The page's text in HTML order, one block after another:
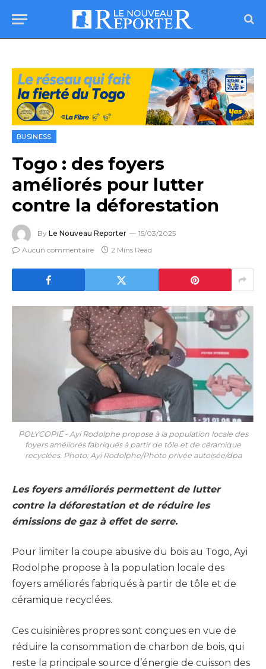
BUSINESS
Togo : des foyers
améliorés pour lutter
contre la déforestation
By Le Nouveau Reporter
15/03/2025
Aucun commentaire
2 Mins Read
POLYCOPIÉ - Ayi Rodolphe propose à la population locale des
foyers améliorés fabriqués à partir de tôle et de céramique
recyclées. Photo: Ayi Rodolphe/Photo privée autoisée/dpa
Les foyers améliorés permettent de lutter
contre la déforestation et de réduire les
émissions de gaz à effet de serre.
Pour limiter la coupe abusive du bois au Togo, Ayi
Rodolphe propose à la population locale des
foyers améliorés fabriqués à partir de tôle et de
céramique recyclées.
Ces cuisinières propres sont conçues en vue de
réduire la consommation de charbon de bois, qui
reste la principale source d’énergie de cuisson des